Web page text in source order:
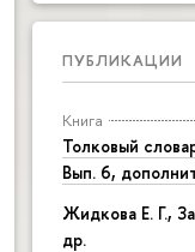
ПУБЛИКАЦИИ
Книга
Толковый
Вып. 6,
Жидкова Е. Г.,
др.